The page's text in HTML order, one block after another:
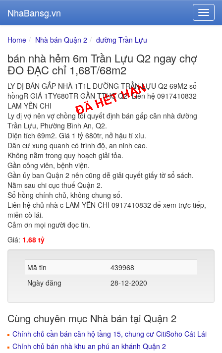
NhaBansg.vn
Home Nhà bán Quận 2 đường Trần Lựu
bán nhà hẻm 6m Trần Lựu Q2 ngay chợ
ĐO ĐẠC chỉ 1,68T/68m2
LY DỊ BÁN GẤP NHÀ 1T1L ĐƯỜNG TRẦN LỰU Q2 69M2 sổ
hồngR GIÁ 1TY680TR GẦN TTHC Q2- Liên hệ 0917410832
LAM YÊN CHI
Ly dị vợ nên vợ chồng tôi quyết định bán gấp căn nhà đường
Trần Lựu, Phường Bình An, Q2.
Diện tích 69m2. Giá 1 tỷ 680tr, nở hậu tí xíu.
Dân cư xung quanh có trình độ, an ninh cao.
Không nằm trong quy hoạch giải tỏa.
Gần công viên, bệnh viện.
Gần ủy ban Quận 2 nên cũng dễ giải quyết giấy tờ sổ sách.
Nằm sau chi cục thuế Quận 2.
Sổ hồng chính chủ, không chung sổ.
Liên hệ chủ nhà c LAM YÊN CHI 0917410832 để xem trực tiếp,
miễn cò lái.
Cảm ơn mọi người đọc tin.
Giá: 1.68 tỷ
Mã tin
439968
Ngày đăng
28-12-2020
Cùng chuyên mục Nhà bán tại Quận 2
Chính chủ cần bán căn hộ tầng 15, chung cư CitiSoho Cát Lái
Chính chủ bán nhà khu an phú an khánh Quận 2